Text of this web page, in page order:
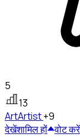
5
13
ArtArtist+9
देखेंशामिल हों वोट